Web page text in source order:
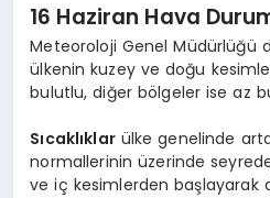
16 Haziran Hava
Meteoroloji Genel Müdürlüğü
ülkenin kuzey ve doğu
bulutlu, diğer bölgeler ise az
Sıcaklıklarülke genelinde
normallerinin üzerinde
ve iç kesimlerden başlayarak